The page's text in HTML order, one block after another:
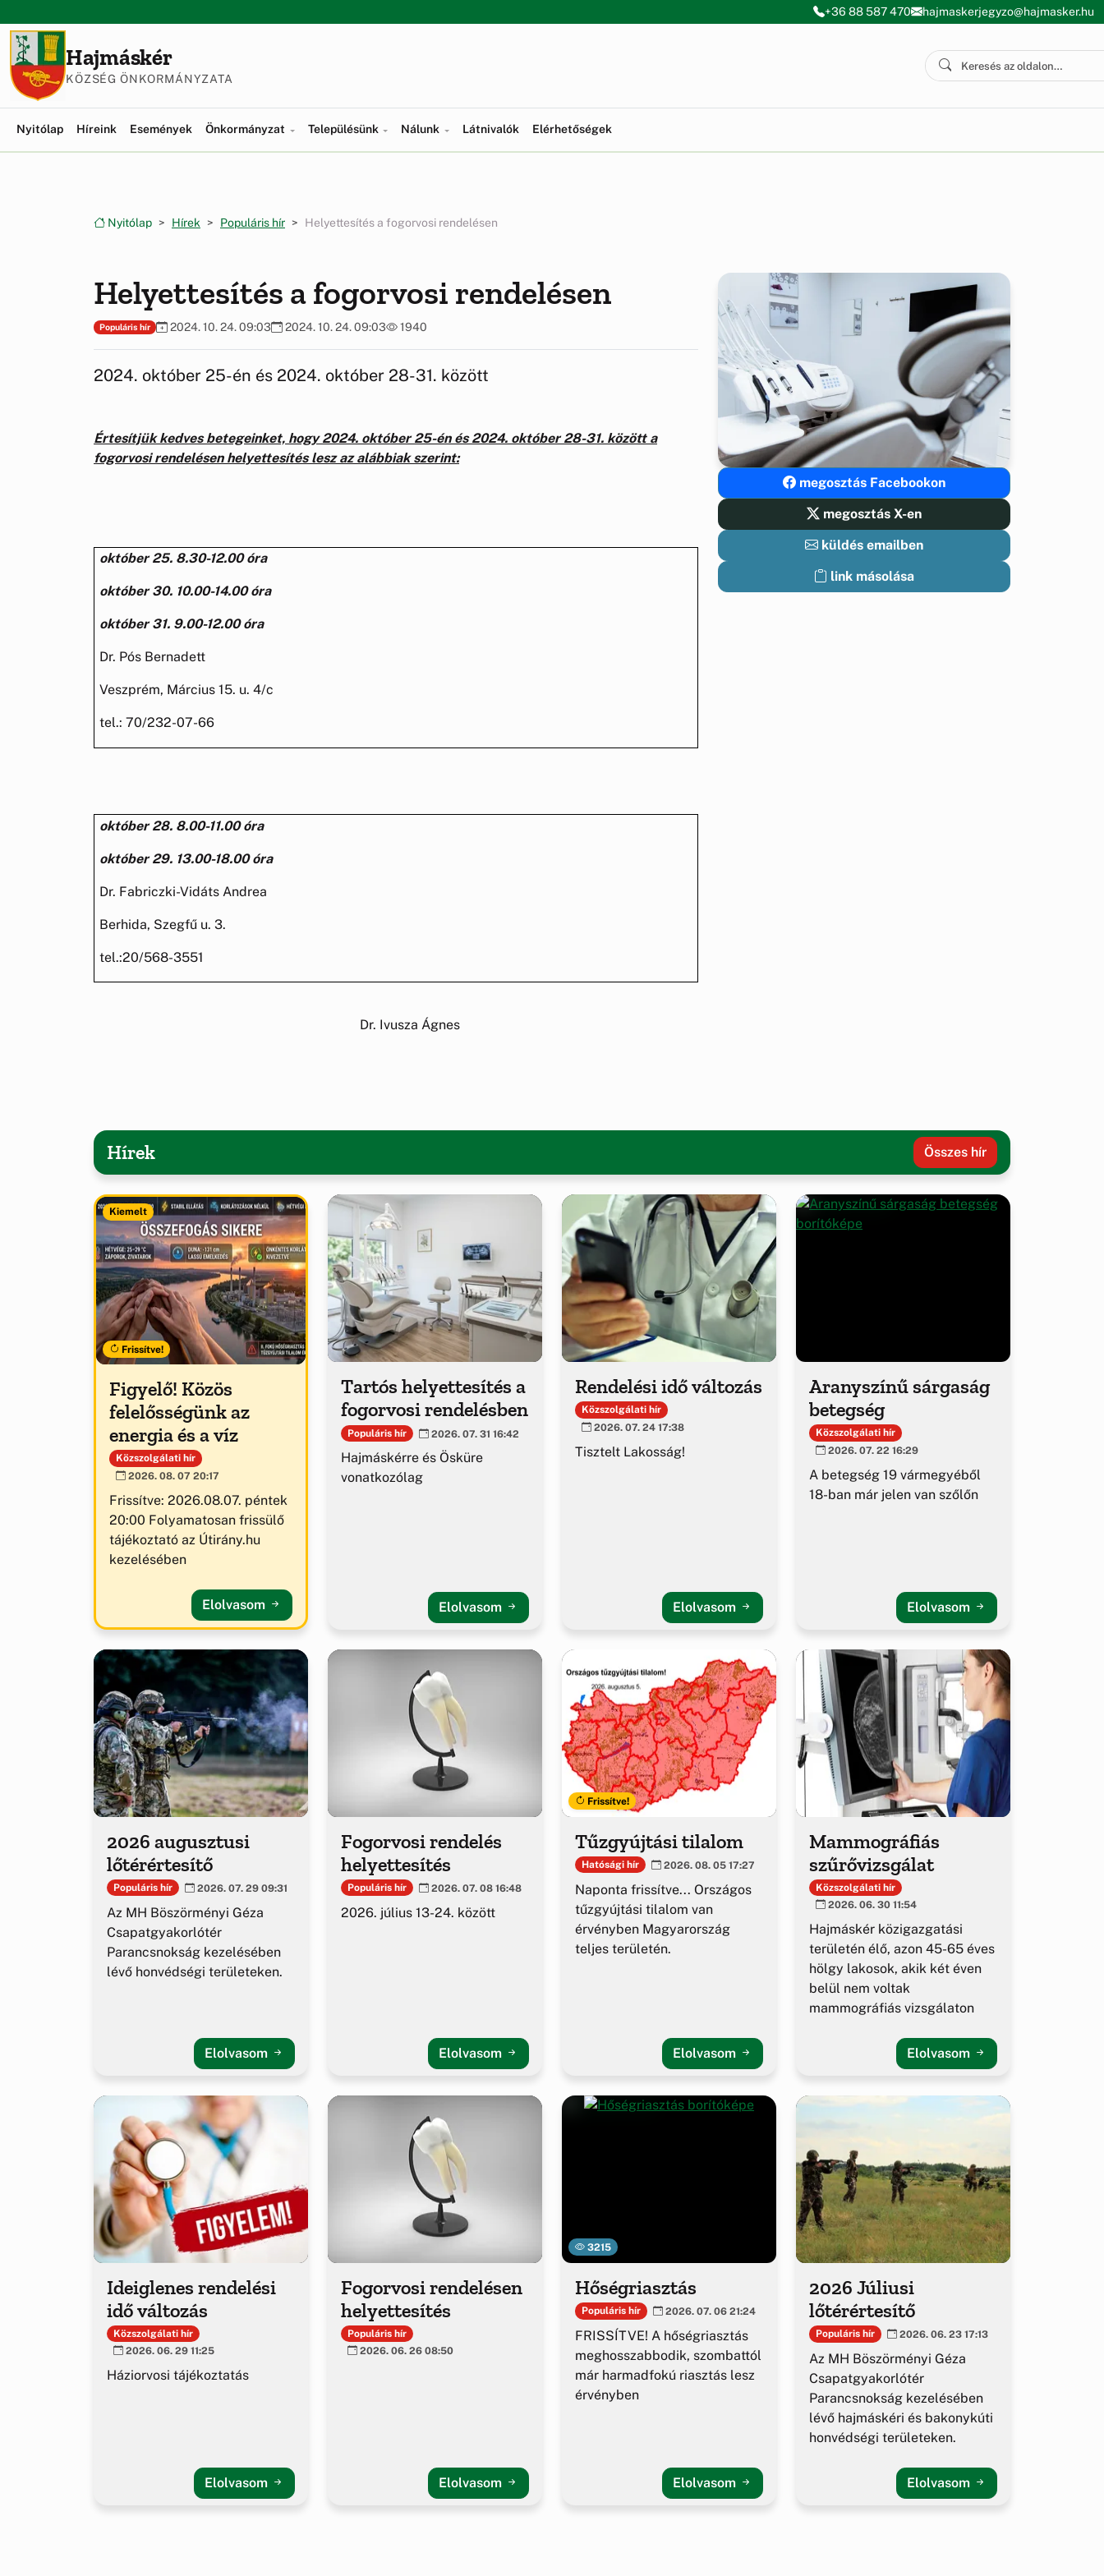
+36 88 587 470 hajmaskerjegyzo@hajmasker.hu
Hajmáskér
KÖZSÉG ÖNKORMÁNYZATA
Nyitólap Híreink Események Önkormányzat Településünk Nálunk Látnivalók Elérhetőségek
Nyitólap Hírek Populáris hír Helyettesítés a fogorvosi rendelésen
Helyettesítés a fogorvosi rendelésen
Populáris hír 2024. 10. 24. 09:03 2024. 10. 24. 09:03 1940
2024. október 25-én és 2024. október 28-31. között
Értesítjük kedves betegeinket, hogy 2024. október 25-én és 2024. október 28-31. között a
fogorvosi rendelésen helyettesítés lesz az alábbiak szerint:
október 25. 8.30-12.00 óra
október 30. 10.00-14.00 óra
október 31. 9.00-12.00 óra
Dr. Pós Bernadett
Veszprém, Március 15. u. 4/c
tel.: 70/232-07-66
október 28. 8.00-11.00 óra
október 29. 13.00-18.00 óra
Dr. Fabriczki-Vidáts Andrea
Berhida, Szegfű u. 3.
tel.:20/568-3551
Dr. Ivusza Ágnes
megosztás Facebookon
megosztás X-en
küldés emailben
link másolása
Hírek Összes hír
Kiemelt
Frissítve!
Figyelő! Közös
felelősségünk az
energia és a víz
Közszolgálati hír
2026. 08. 07 20:17
Frissítve: 2026.08.07. péntek
20:00 Folyamatosan frissülő
tájékoztató az Útirány.hu
kezelésében
Elolvasom
Tartós helyettesítés a
fogorvosi rendelésben
Populáris hír 2026. 07. 31 16:42
Hajmáskérre és Ösküre
vonatkozólag
Elolvasom
Rendelési idő változás
Közszolgálati hír
2026. 07. 24 17:38
Tisztelt Lakosság!
Elolvasom
Aranyszínű sárgaság
betegség
Közszolgálati hír
2026. 07. 22 16:29
A betegség 19 vármegyéből
18-ban már jelen van szőlőn
Elolvasom
2026 augusztusi
lőtérértesítő
Populáris hír 2026. 07. 29 09:31
Az MH Böszörményi Géza
Csapatgyakorlótér
Parancsnokság kezelésében
lévő honvédségi területeken.
Elolvasom
Fogorvosi rendelés
helyettesítés
Populáris hír 2026. 07. 08 16:48
2026. július 13-24. között
Elolvasom
Frissítve!
Tűzgyújtási tilalom
Hatósági hír 2026. 08. 05 17:27
Naponta frissítve... Országos
tűzgyújtási tilalom van
érvényben Magyarország
teljes területén.
Elolvasom
Mammográfiás
szűrővizsgálat
Közszolgálati hír
2026. 06. 30 11:54
Hajmáskér közigazgatási
területén élő, azon 45-65 éves
hölgy lakosok, akik két éven
belül nem voltak
mammográfiás vizsgálaton
Elolvasom
Ideiglenes rendelési
idő változás
Közszolgálati hír
2026. 06. 29 11:25
Háziorvosi tájékoztatás
Elolvasom
Fogorvosi rendelésen
helyettesítés
Populáris hír
2026. 06. 26 08:50
Elolvasom
3215
Hőségriasztás
Populáris hír 2026. 07. 06 21:24
FRISSÍTVE! A hőségriasztás
meghosszabbodik, szombattól
már harmadfokú riasztás lesz
érvényben
Elolvasom
2026 Júliusi
lőtérértesítő
Populáris hír 2026. 06. 23 17:13
Az MH Böszörményi Géza
Csapatgyakorlótér
Parancsnokság kezelésében
lévő hajmáskéri és bakonykúti
honvédségi területeken.
Elolvasom